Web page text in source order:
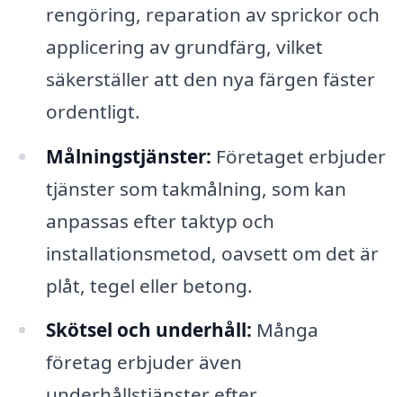
rengöring, reparation av sprickor och
applicering av grundfärg, vilket
säkerställer att den nya färgen fäster
ordentligt.
Målningstjänster: Företaget erbjuder
tjänster som takmålning, som kan
anpassas efter taktyp och
installationsmetod, oavsett om det är
plåt, tegel eller betong.
Skötsel och underhåll: Många
företag erbjuder även